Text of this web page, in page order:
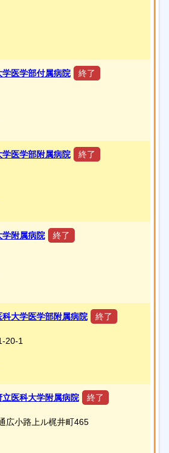
学医学部付属病院
終了
学医学部附属病院
終了
学附属病院
終了
科大学医学部附属病院
終了
20-1
立医科大学附属病院
終了
広小路上ル梶井町465